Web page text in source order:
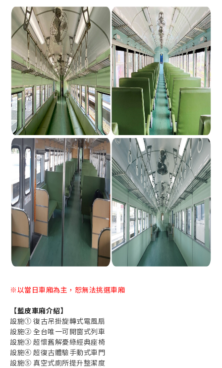
※以當日車廂為主，恕無法挑選車廂
【藍皮車廂介紹】
設施① 復古吊掛旋轉式電風扇
設施② 全台唯一可開窗式列車
設施③ 超懷舊解憂綠經典座椅
設施④ 超復古體驗手動式車門
設施⑤ 真空式廁所提升整潔度